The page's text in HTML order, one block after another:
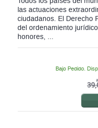
las actuaciones
ciudadanos. El Derecho
del ordenamiento
honores, ...
Bajo Pedido.